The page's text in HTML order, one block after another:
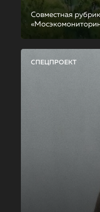
Совместная
СПЕЦПРОЕКТ